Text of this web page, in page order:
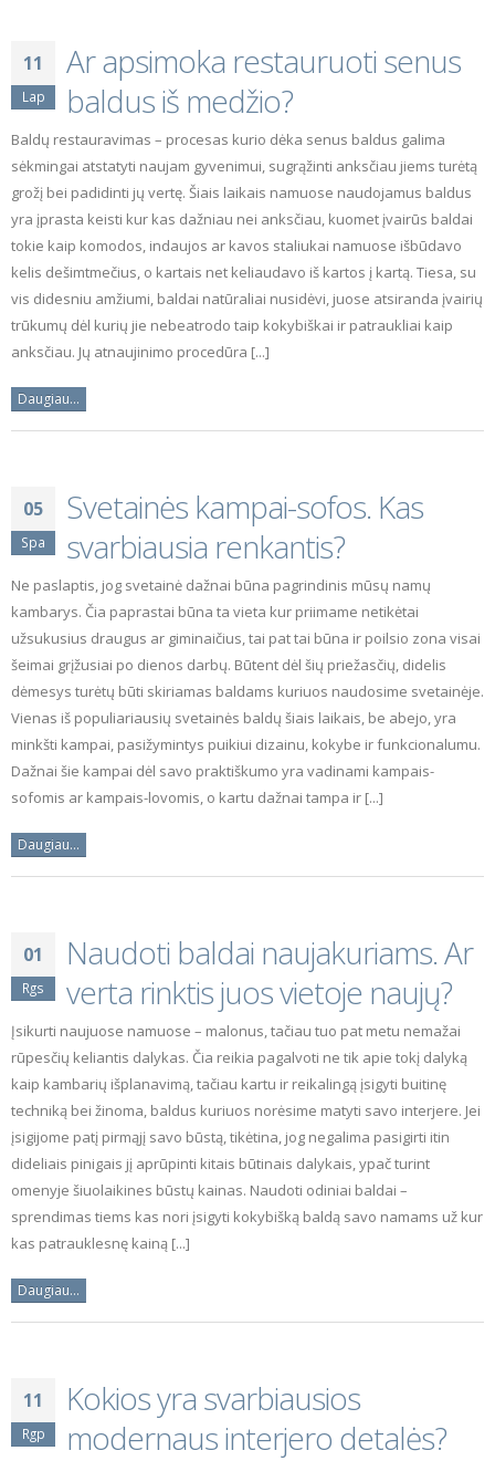
11
Lap
Ar apsimoka restauruoti senus
baldus iš medžio?
Baldų restauravimas – procesas kurio dėka senus baldus galima
sėkmingai atstatyti naujam gyvenimui, sugrąžinti anksčiau jiems turėtą
grožį bei padidinti jų vertę. Šiais laikais namuose naudojamus baldus
yra įprasta keisti kur kas dažniau nei anksčiau, kuomet įvairūs baldai
tokie kaip komodos, indaujos ar kavos staliukai namuose išbūdavo
kelis dešimtmečius, o kartais net keliaudavo iš kartos į kartą. Tiesa, su
vis didesniu amžiumi, baldai natūraliai nusidėvi, juose atsiranda įvairių
trūkumų dėl kurių jie nebeatrodo taip kokybiškai ir patraukliai kaip
anksčiau. Jų atnaujinimo procedūra [...]
Daugiau...
05
Spa
Svetainės kampai-sofos. Kas
svarbiausia renkantis?
Ne paslaptis, jog svetainė dažnai būna pagrindinis mūsų namų
kambarys. Čia paprastai būna ta vieta kur priimame netikėtai
užsukusius draugus ar giminaičius, tai pat tai būna ir poilsio zona visai
šeimai grįžusiai po dienos darbų. Būtent dėl šių priežasčių, didelis
dėmesys turėtų būti skiriamas baldams kuriuos naudosime svetainėje.
Vienas iš populiariausių svetainės baldų šiais laikais, be abejo, yra
minkšti kampai, pasižymintys puikiui dizainu, kokybe ir funkcionalumu.
Dažnai šie kampai dėl savo praktiškumo yra vadinami kampais-
sofomis ar kampais-lovomis, o kartu dažnai tampa ir [...]
Daugiau...
01
Rgs
Naudoti baldai naujakuriams. Ar
verta rinktis juos vietoje naujų?
Įsikurti naujuose namuose – malonus, tačiau tuo pat metu nemažai
rūpesčių keliantis dalykas. Čia reikia pagalvoti ne tik apie tokį dalyką
kaip kambarių išplanavimą, tačiau kartu ir reikalingą įsigyti buitinę
techniką bei žinoma, baldus kuriuos norėsime matyti savo interjere. Jei
įsigijome patį pirmąjį savo būstą, tikėtina, jog negalima pasigirti itin
dideliais pinigais jį aprūpinti kitais būtinais dalykais, ypač turint
omenyje šiuolaikines būstų kainas. Naudoti odiniai baldai –
sprendimas tiems kas nori įsigyti kokybišką baldą savo namams už kur
kas patrauklesnę kainą [...]
Daugiau...
11
Rgp
Kokios yra svarbiausios
modernaus interjero detalės?